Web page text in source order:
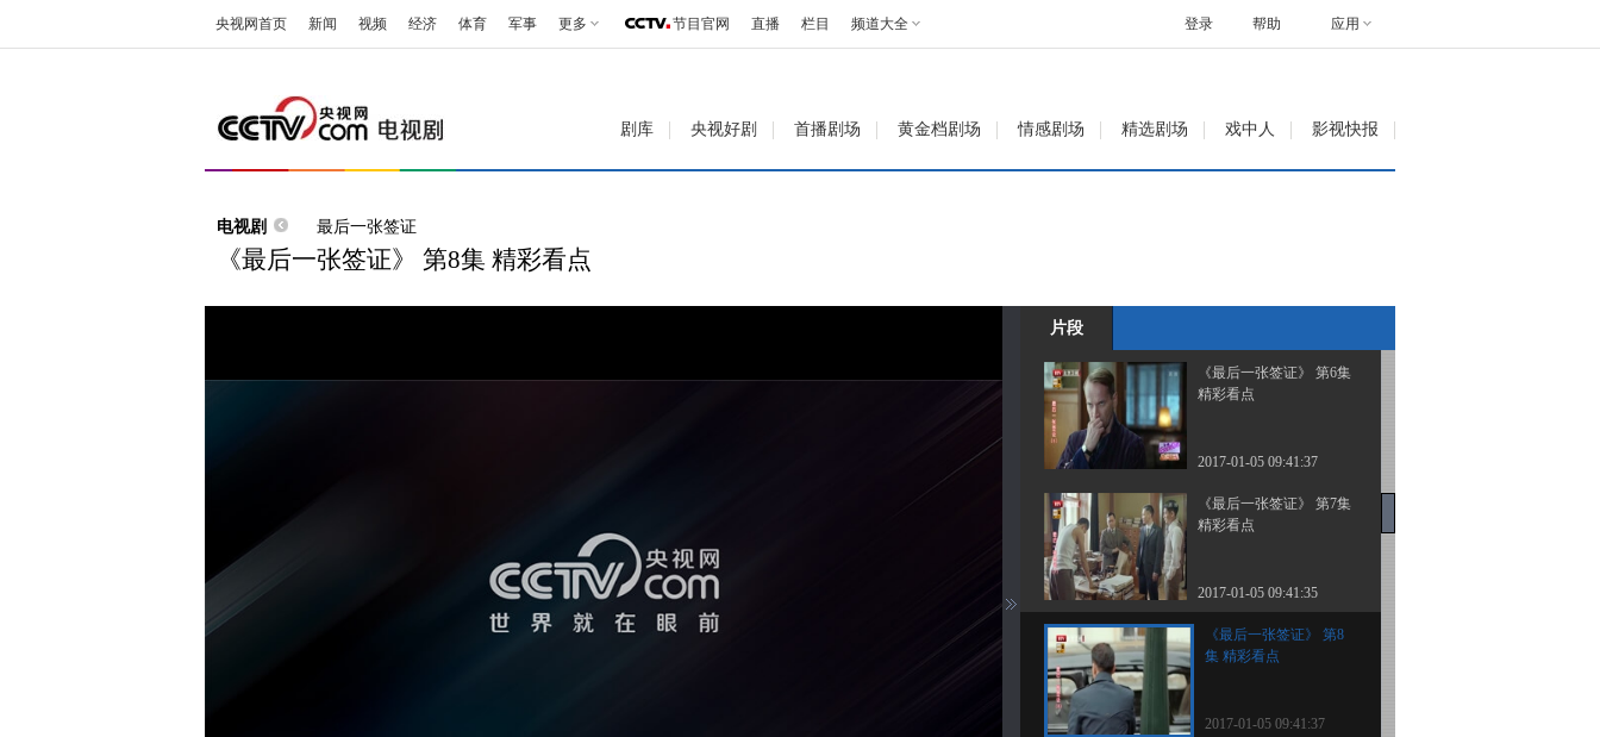
央视网首页 新闻 视频 经济 体育 军事 更多 节目官网 直播 栏目 频道大全 帮助 应用
登录
剧库 央视好剧 首播剧场 黄金档剧场 情感剧场 精选剧场 戏中人 影视快报
电视剧 最后一张签证
《最后一张签证》 第8集 精彩看点
片段
精彩看点
《最后一张签证》 第6集
精彩看点
2017-01-05 09:41:37
《最后一张签证》 第7集
精彩看点
2017-01-05 09:41:35
《最后一张签证》 第8
集 精彩看点
2017-01-05 09:41:37